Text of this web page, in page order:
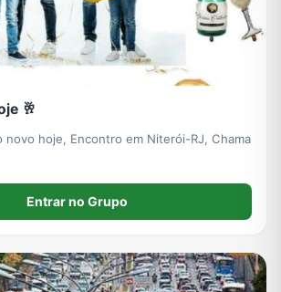
🥂
novo hoje, Encontro em Niterói-RJ, Chama
Entrar no Grupo